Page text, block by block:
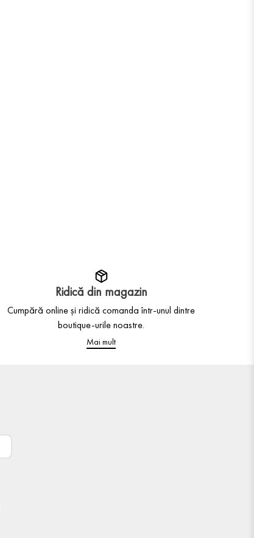
Ridică din magazin
Cumpără online și ridică comanda într-unul dintre
boutique-urile noastre.
Mai mult